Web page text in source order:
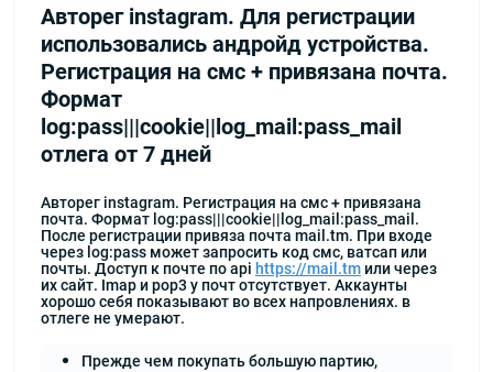
Авторег instagram. Для регистрации
использовались андройд устройства.
Регистрация на смс + привязана почта.
Формат
log:pass|||cookie||log_mail:pass_mail
отлега от 7 дней
Авторег instagram. Регистрация на смс + привязана
почта. Формат log:pass|||cookie||log_mail:pass_mail.
После регистрации привяза почта mail.tm. При входе
через log:pass может запросить код смс, ватсап или
почты. Доступ к почте по api https://mail.tm или через
их сайт. Imap и pop3 у почт отсутствует. Аккаунты
хорошо себя показывают во всех напровлениях. в
отлеге не умерают.
Прежде чем покупать большую партию,